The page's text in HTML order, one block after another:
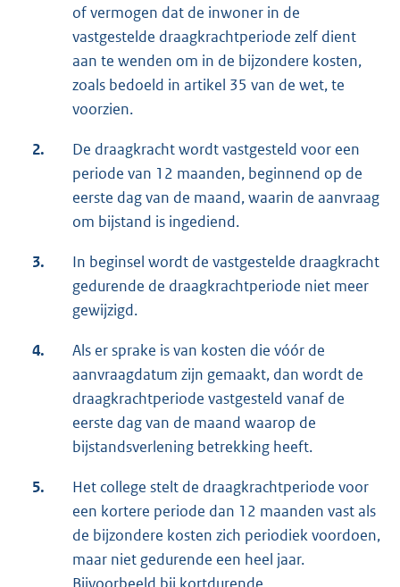
of vermogen dat de inwoner in de
vastgestelde draagkrachtperiode zelf dient
aan te wenden om in de bijzondere kosten,
zoals bedoeld in artikel 35 van de wet, te
voorzien.
2.
De draagkracht wordt vastgesteld voor een
periode van 12 maanden, beginnend op de
eerste dag van de maand, waarin de aanvraag
om bijstand is ingediend.
3.
In beginsel wordt de vastgestelde draagkracht
gedurende de draagkrachtperiode niet meer
gewijzigd.
4.
Als er sprake is van kosten die vóór de
aanvraagdatum zijn gemaakt, dan wordt de
draagkrachtperiode vastgesteld vanaf de
eerste dag van de maand waarop de
bijstandsverlening betrekking heeft.
5.
Het college stelt de draagkrachtperiode voor
een kortere periode dan 12 maanden vast als
de bijzondere kosten zich periodiek voordoen,
maar niet gedurende een heel jaar.